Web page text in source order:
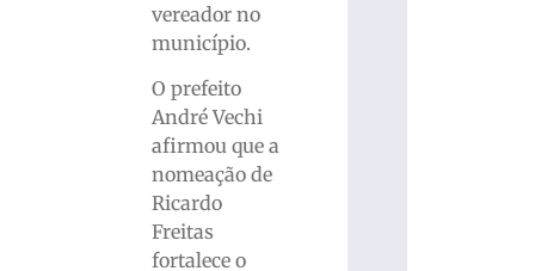
vereador no
município.
O prefeito
André Vechi
afirmou que a
nomeação de
Ricardo
Freitas
fortalece o